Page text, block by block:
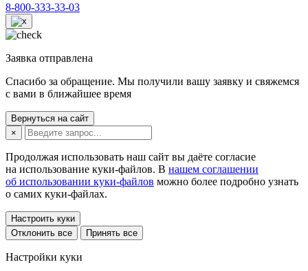
8-800-333-33-03
Заявка отправлена
Спасибо за обращение. Мы получили вашу заявку и свяжемся
с вами в ближайшее время
Вернуться на сайт
×
Продолжая использовать наш сайт вы даёте согласие
на использование куки-файлов. В нашем соглашении
об использовании куки-файлов можно более подробно узнать
о самих куки-файлах.
Настроить куки
Отклонить все
Принять все
Настройки куки